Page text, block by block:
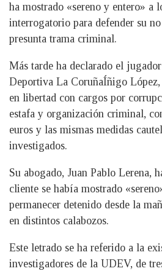
ha mostrado «sereno y entero» a
interrogatorio para defender su
presunta trama criminal.
Más tarde ha declarado el
Deportiva La CoruñaÍñigo
en libertad con cargos por
estafa y organización criminal,
euros y las mismas medidas
investigados.
Su abogado, Juan Pablo Lerena,
cliente se había mostrado
permanecer detenido desde la
en distintos calabozos.
Este letrado se ha referido a la
investigadores de la UDEV, de